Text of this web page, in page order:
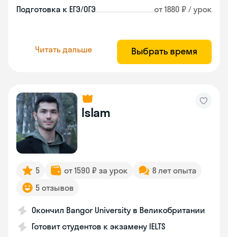
Подготовка к ЕГЭ/ОГЭ от 1880 ₽ / урок
Читать дальше Выбрать время
Islam
5 от 1590 ₽ за урок
8 лет опыта
5 отзывов
Окончил Bangor University в Великобритании
Готовит студентов к экзамену IELTS